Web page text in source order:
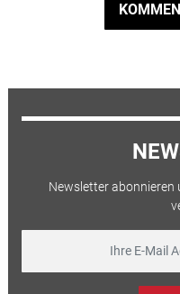
Newsletter abonnieren